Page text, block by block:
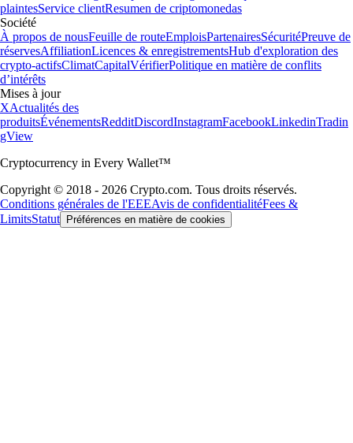
plaintesService clientResumen de criptomonedas
Société
À propos de nousFeuille de routeEmploisPartenairesSécuritéPreuve de
réservesAffiliationLicences & enregistrementsHub d'exploration des
crypto-actifsClimatCapitalVérifierPolitique en matière de conflits
d’intérêts
Mises à jour
XActualités des
produitsÉvénementsRedditDiscordInstagramFacebookLinkedinTradin
gView
Cryptocurrency in Every Wallet™
Copyright © 2018 - 2026 Crypto.com. Tous droits réservés.
Conditions générales de l'EEEAvis de confidentialitéFees &
LimitsStatut Préférences en matière de cookies